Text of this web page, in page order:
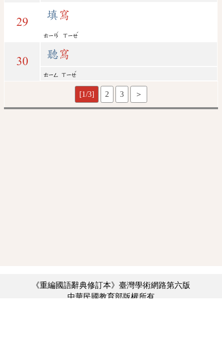
29
填寫
ㄊㄧㄢ
ˊ
ㄒㄧㄝ
ˇ
30
聽寫
ㄊㄧㄥ ㄒㄧㄝ
ˇ
[1/3] 2 3 ＞
《重編國語辭典修訂本》臺灣學術網路第六版
中華民國教育部版權所有